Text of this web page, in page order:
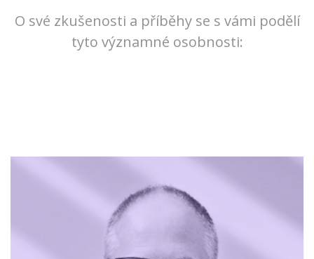
O své zkušenosti a příběhy se s vámi podělí
tyto významné osobnosti: